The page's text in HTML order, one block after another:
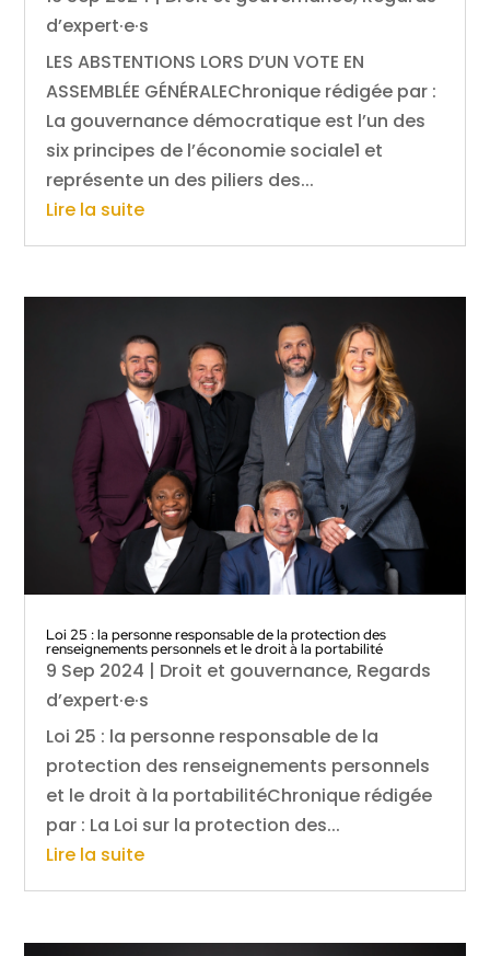
d’expert·e·s
LES ABSTENTIONS LORS D’UN VOTE EN
ASSEMBLÉE GÉNÉRALEChronique rédigée par :
La gouvernance démocratique est l’un des
six principes de l’économie sociale1 et
représente un des piliers des...
Lire la suite
Loi 25 : la personne responsable de la protection des
renseignements personnels et le droit à la portabilité
9 Sep 2024 | Droit et gouvernance, Regards
d’expert·e·s
Loi 25 : la personne responsable de la
protection des renseignements personnels
et le droit à la portabilitéChronique rédigée
par : La Loi sur la protection des...
Lire la suite